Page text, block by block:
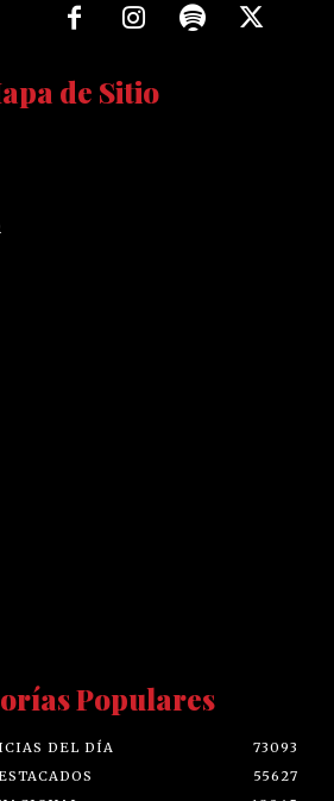
de Sitio
Populares
DEL DÍA
73093
55627